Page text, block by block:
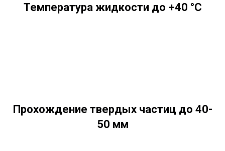
Температура жидкости до +40 °C
Прохождение твердых частиц до 40-
50 мм